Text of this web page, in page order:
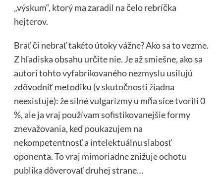
„výskum“, ktorý ma zaradil na čelo rebríčka
hejterov.
Brať či nebrať takéto útoky vážne? Ako sa to vezme.
Z hľadiska obsahu určite nie. Je až smiešne, ako sa
autori tohto vyfabrikovaného nezmyslu usilujú
zdôvodniť metodiku (v skutočnosti žiadna
neexistuje): že silné vulgarizmy u mňa síce tvorili 0
%, ale ja vraj používam sofistikovanejšie formy
znevažovania, keď poukazujem na
nekompetentnosť a intelektuálnu slabosť
oponenta. To vraj mimoriadne znižuje ochotu
publika dôverovať druhej strane…